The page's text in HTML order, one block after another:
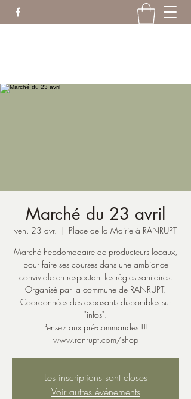
Marché du 23 avril
ven. 23 avr.
  |
Place de la Mairie à RANRUPT
Marché hebdomadaire de producteurs locaux,
pour faire ses courses dans une ambiance
conviviale en respectant les règles sanitaires.
Organisé par la commune de RANRUPT.
Coordonnées des exposants disponibles sur
"infos".
Pensez aux pré-commandes !!!
www.ranrupt.com/shop
Les inscriptions sont closes
Voir autres événements